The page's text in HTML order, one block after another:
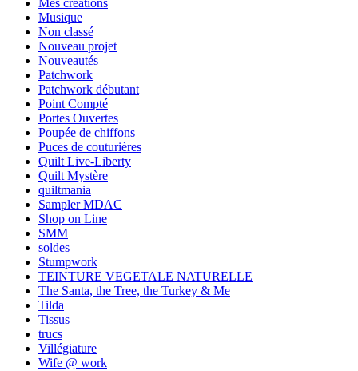
Mes créations
Musique
Non classé
Nouveau projet
Nouveautés
Patchwork
Patchwork débutant
Point Compté
Portes Ouvertes
Poupée de chiffons
Puces de couturières
Quilt Live-Liberty
Quilt Mystère
quiltmania
Sampler MDAC
Shop on Line
SMM
soldes
Stumpwork
TEINTURE VEGETALE NATURELLE
The Santa, the Tree, the Turkey & Me
Tilda
Tissus
trucs
Villégiature
Wife @ work